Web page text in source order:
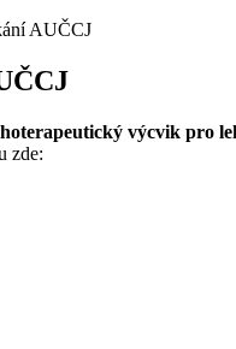
AUČCJ
výcvik pro
zde: